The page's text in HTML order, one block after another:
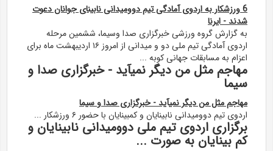
6 ورزشکار به اردوی آمادگی تیم دوومیدانی نابینای جوانان دعوت
شدند - ایرنا
به گزارش گروه ورزشی خبرگزاری صدا وسیما، ششمین مرحله
اردوی آمادگی تیم ملی دو و میدانی از امروز ۱۶ اردیبهشت ماه برای
اعزام به مسابقات جهانی کوبه ...
مهاجم مثل من دیگر نمیآید - خبرگزاری صدا و
سیما
مهاجم مثل من دیگر نمیآید - خبرگزاری صدا و سیما
اردوی تیم دوومیدانی نابینایان و کمبینایان با حضور ۶ ورزشکار ...
برگزاری اردوی تیم ملی دوومیدانی نابینایان و
کم بینایان به صورت ...